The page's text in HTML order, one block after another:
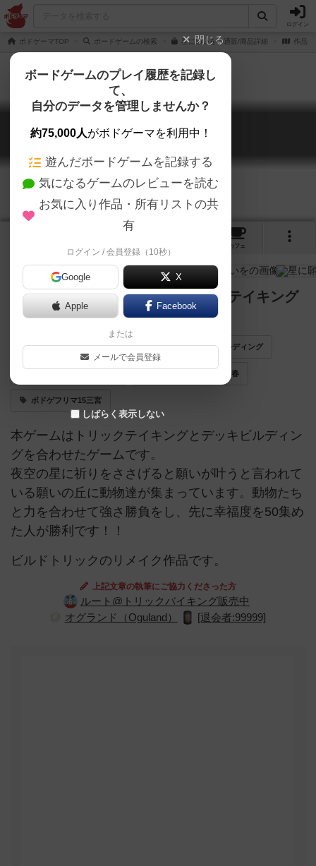
ログイン
ボドゲーマTOP ボードゲームの検索 星に願いをの通販/商品詳細 作品デ
星に願いを
Wish Upon a Star
カフェ
願いを叶えて、お星様──トリックテイキング
とデッキビルドが合体したゲーム
トリックテイキング トリテ デッキビルディング
ゲームマーケット2025春
ボドゲフリマ15三宮
本ゲームはトリックテイキングとデッキビルディン
グを合わせたゲームです。
夜空の星に祈りをささげると願いが叶うと言われて
いる願いの丘に動物達が集まっています。動物たち
と力を合わせて強さ勝負をし、先に幸福度を50集め
た人が勝利です！！
ビルドトリックのリメイク作品です。
上記文章の執筆にご協力くださった方
ルート@トリックバイキング販売中
オグランド（Oguland）
[退会者:99999]
閉じる
ボードゲームのプレイ履歴を記録し
て、
自分のデータを管理しませんか？
約75,000人がボドゲーマを利用中！
遊んだボードゲームを記録する
気になるゲームのレビューを読む
お気に入り作品・所有リストの共
有
ログイン / 会員登録（10秒）
Google X
Apple Facebook
または
メールで会員登録
しばらく表示しない